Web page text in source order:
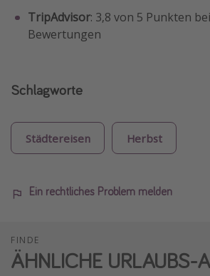
TripAdvisor: 3,8 von 5 Punkten
Bewertungen
Schlagworte
Städtereisen Herbst
Ein rechtliches Problem melden
FINDE
ÄHNLICHE URLAUBS-